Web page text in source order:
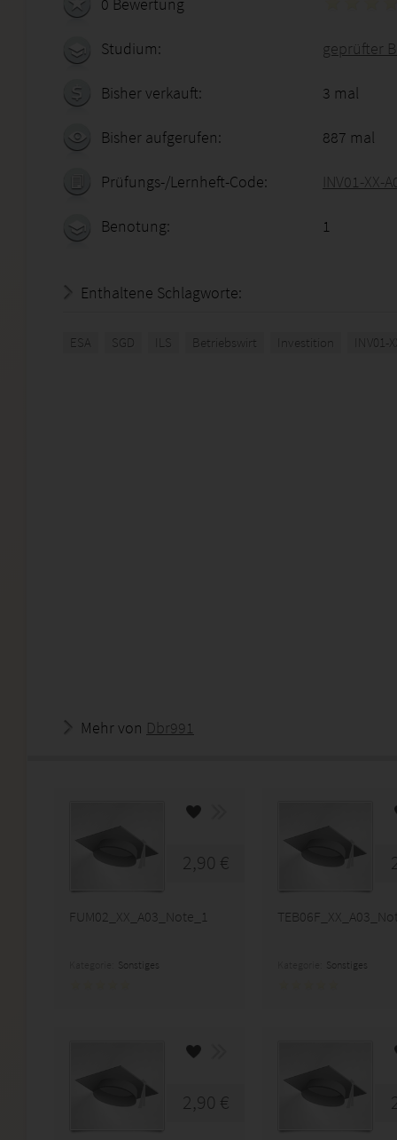
Studium: geprüfter
Bisher verkauft: 3 mal
Bisher aufgerufen: 887 mal
Prüfungs-/Lernheft-Code: INV01-XX-
Benotung: 1
Enthaltene Schlagworte:
ESA SGD ILS Betriebswirt Investition INV01-
Mehr von Dbr991
2,90 €
FUM02_XX_A03_Note_1
Sonstiges Sonstiges
2,90 €